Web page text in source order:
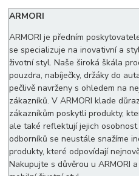
ARMORI
ARMORI je předním
se specializuje na inovativní a
životní styl. Naše široká škála
pouzdra, nabíječky, držáky do
pečlivě navrženy s ohledem na
zákazníků. V ARMORI klade
zákazníkům poskytli produkty,
ale také reflektují jejich
odborníků se neustále snažíme
produkty, které odpovídají
Nakupujte s důvěrou u ARMORI